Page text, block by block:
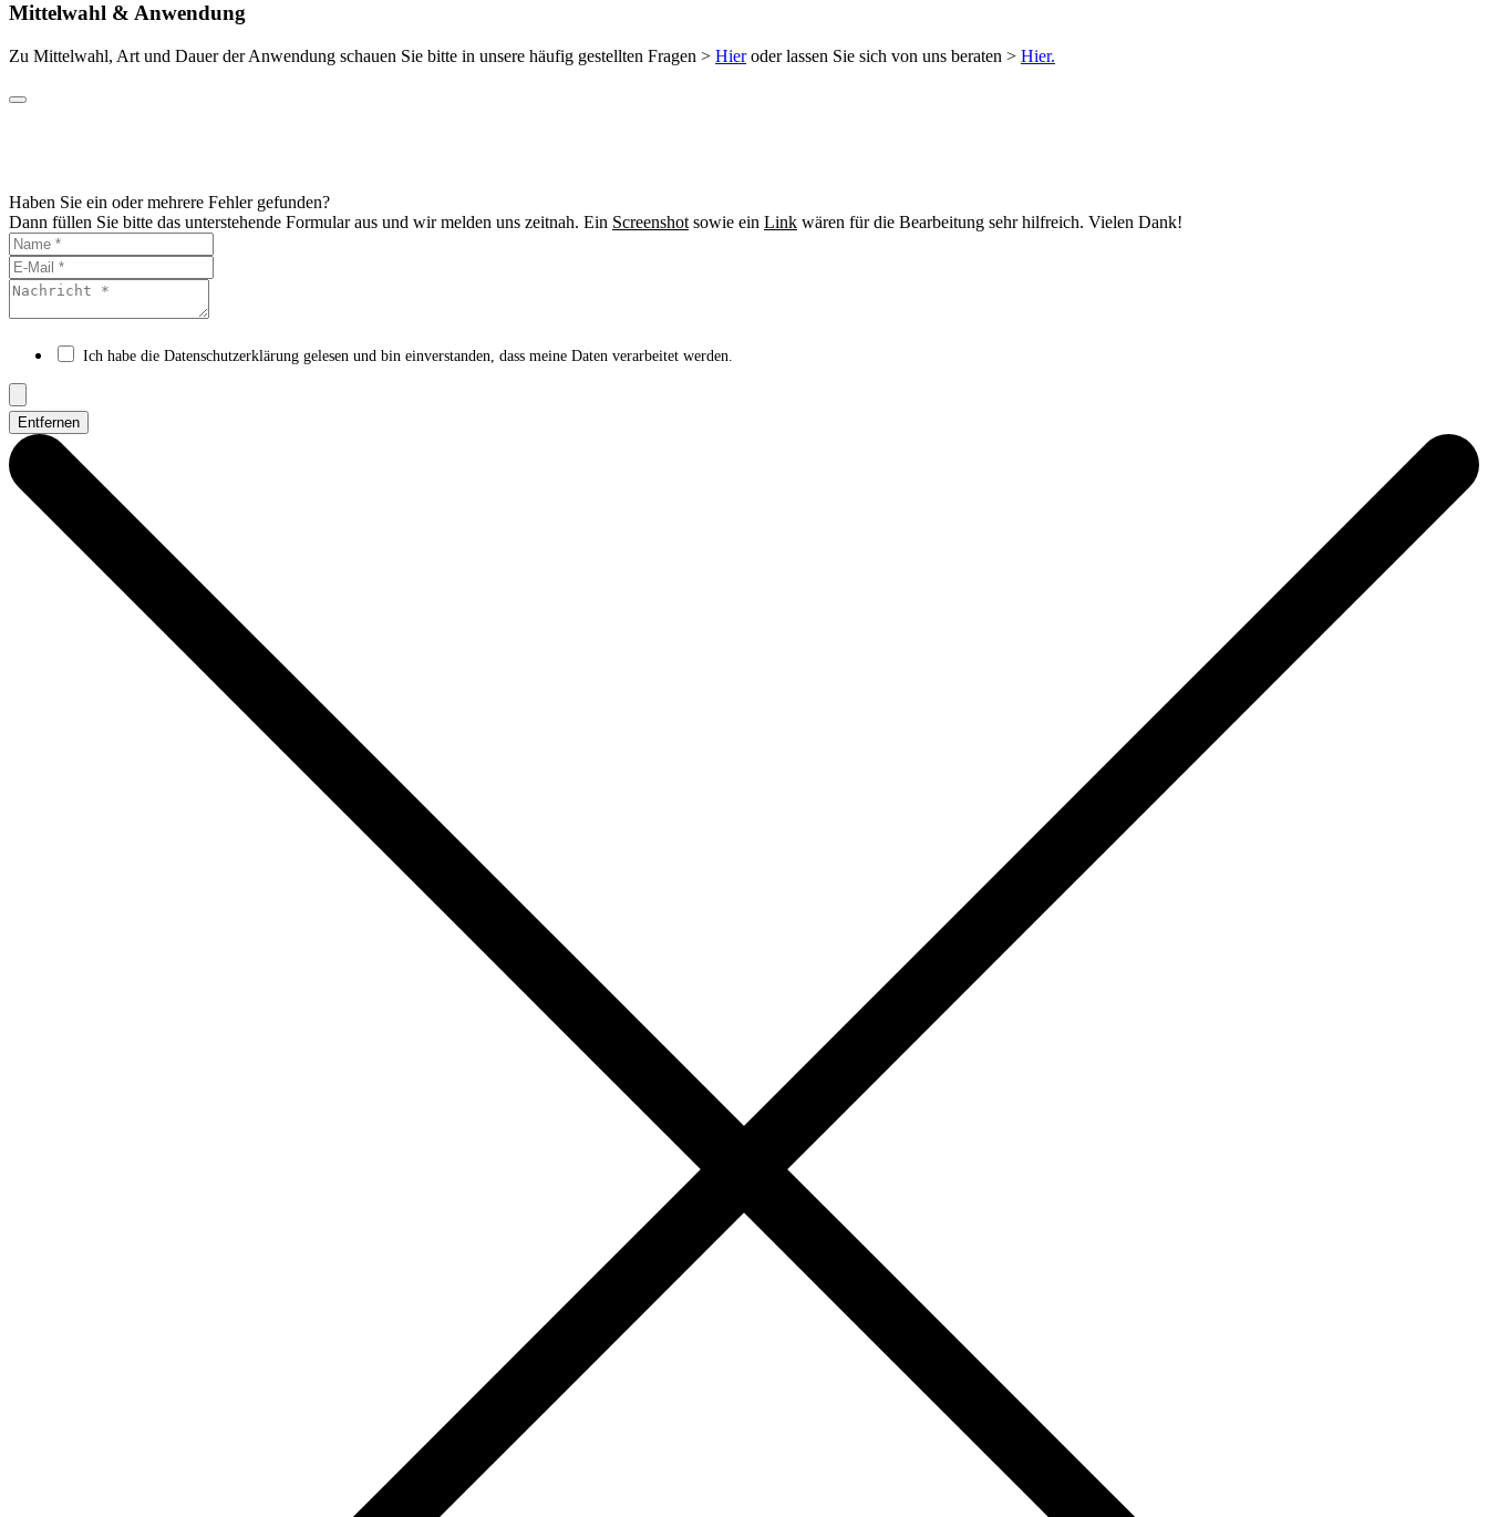
Mittelwahl & Anwendung
Zu Mittelwahl, Art und Dauer der Anwendung schauen Sie bitte in unsere häufig gestellten Fragen > Hieroder lassen Sie sich von uns beraten > Hier.
Haben Sie ein oder mehrere Fehler gefunden?
Dann füllen Sie bitte das unterstehende Formular aus und wir melden uns zeitnah. Ein Screenshot sowie ein Link wären für die Bearbeitung sehr hilfreich. Vielen Dank!
Ich habe die Datenschutzerklärung gelesen und bin einverstanden, dass meine Daten verarbeitet werden.
Entfernen